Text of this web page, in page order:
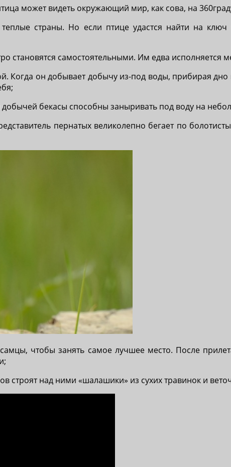
может видеть окружающий мир, как сова, на
страны. Но если птице удастся найти на
становятся самостоятельными. Им едва исполняется
Когда он добывает добычу из-под воды, прибирая
добычей бекасы способны заныривать под воду на
пернатых великолепно бегает по
чтобы занять самое лучшее место. После
строят над ними «шалашики» из сухих травинок и